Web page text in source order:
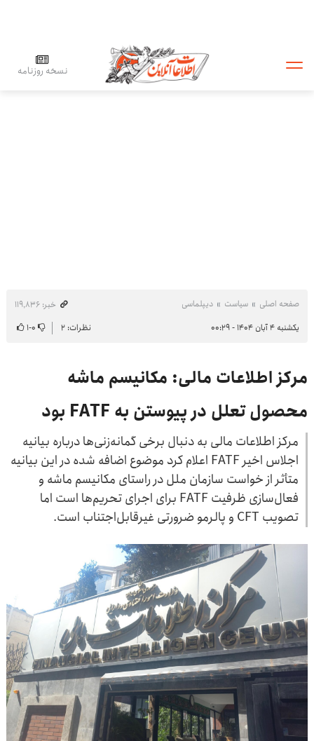
نسخه روزنامه
صفحه اصلی سیاست دیپلماسی
خبر: ۱۱۹٬۸۳۶
یکشنبه ۴ آبان ۱۴۰۴ - ۰۰:۲۹
نظرات: ۲ ۰-۱
مرکز اطلاعات مالی: مکانیسم ماشه
محصول تعلل در پیوستن به FATF بود
مرکز اطلاعات مالی به دنبال برخی گمانه‌زنی‌ها درباره بیانیه
اجلاس اخیر FATF اعلام کرد موضوع اضافه شده در این بیانیه
متأثر از خواست سازمان ملل در راستای مکانیسم ماشه و
فعال‌سازی ظرفیت FATF برای اجرای تحریم‌ها است اما
تصویب CFT و پالرمو ضرورتی غیرقابل‌اجتناب است.